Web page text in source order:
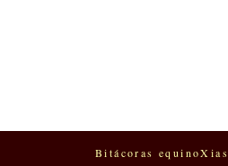
Bitácoras equinoXias